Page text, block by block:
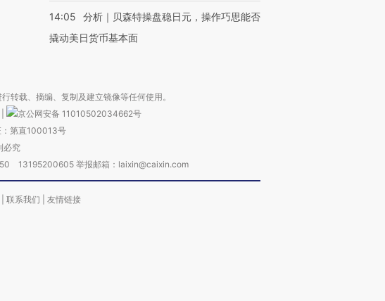
14:05
分析｜贝森特操盘稳日元，操作巧思能否
撬动美日货币基本面
转载、摘编、复制及建立镜像等任何使用。
京公网安备 11010502034662号
第直100013号
必究
13195200605 举报邮箱：laixin@caixin.com
联系我们 友情链接